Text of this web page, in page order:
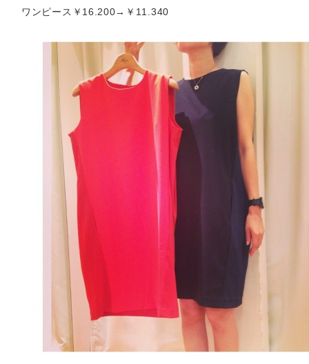
ワンピース￥16.200→￥11.340